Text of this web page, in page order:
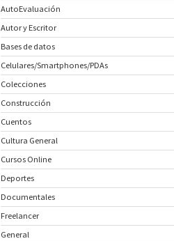
AutoEvaluación
Autor y Escritor
Bases de datos
Celulares/Smartphones/PDAs
Colecciones
Construcción
Cuentos
Cultura General
Cursos Online
Deportes
Documentales
Freelancer
General